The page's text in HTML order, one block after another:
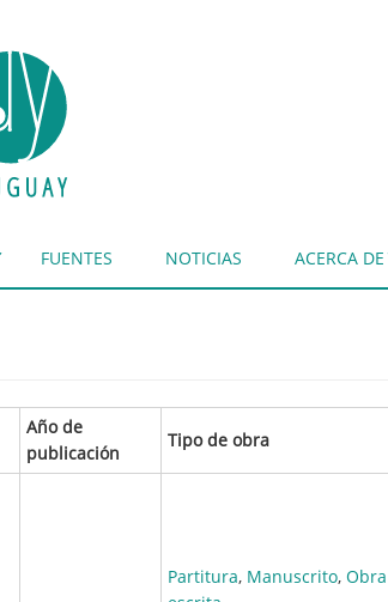
FUENTES NOTICIAS ACERCA DE
Año de
publicación
Tipo de obra
Partitura, Manuscrito, Obra